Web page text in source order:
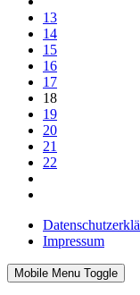
13
14
15
16
17
18
19
20
21
22
Impressum
Mobile Menu Toggle